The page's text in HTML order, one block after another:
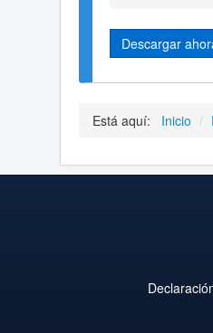
Descargar
Está aquí: Inicio /